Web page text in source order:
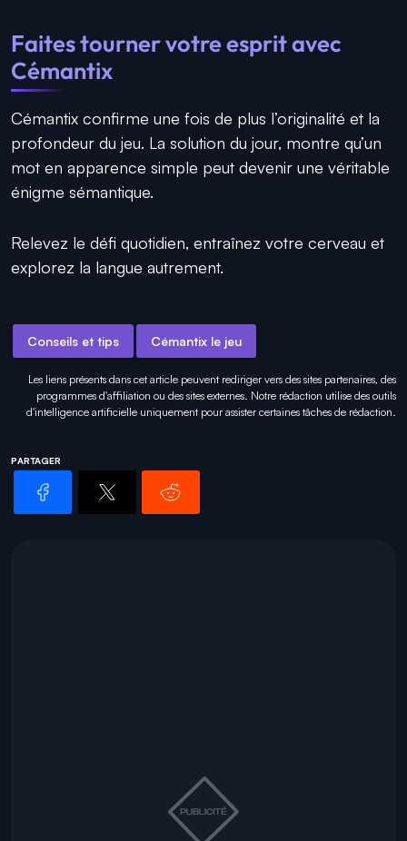
Faites tourner votre esprit avec
Cémantix
Cémantix confirme une fois de plus l’originalité et la
profondeur du jeu. La solution du jour, montre qu’un
mot en apparence simple peut devenir une véritable
énigme sémantique.
Relevez le défi quotidien, entraînez votre cerveau et
explorez la langue autrement.
Conseils et tips Cémantix le jeu
Les liens présents dans cet article peuvent rediriger vers des sites partenaires, des
programmes d'affiliation ou des sites externes. Notre rédaction utilise des outils
d'intelligence artificielle uniquement pourassister certaines tâches de rédaction.
PARTAGER